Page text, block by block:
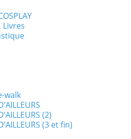
Livres
walk
(2)
(3 et fin)